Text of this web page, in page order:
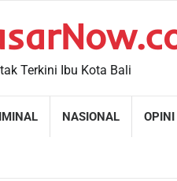
Terkini Ibu Kota Bali
NASIONAL